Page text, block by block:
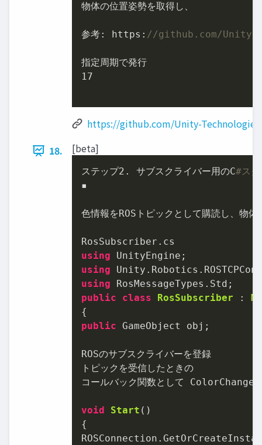
物体の位置姿勢を取得し、
参考: https: //github.com/Unity-
17
https://github.com/Unity-
18.
[beta]
ステップ2. サブスクライバー用のC#ス
▪
色情報をROSトピックとして購読し、物
using
using
using
public
class RosSubscriber :
public GameObject obj;
ROSのサブスクライバーを登録
トピックを受信したときの
コールバック関数として ColorChange
void Start ()
{